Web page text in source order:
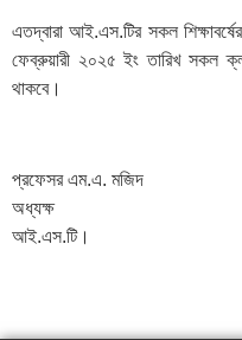
এতদ্বারা আই.এস.টির সকল
ফেব্রুয়ারী ২০২৫ ইং তারিখ সকল
থাকবে।
প্রফেসর এম.এ. মজিদ
অধ্যক্ষ
আই.এস.টি।